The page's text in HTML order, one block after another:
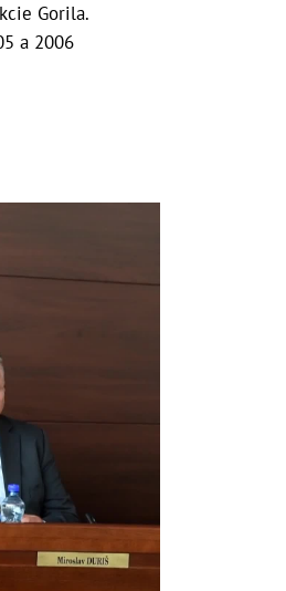
Gorila.
a 2006